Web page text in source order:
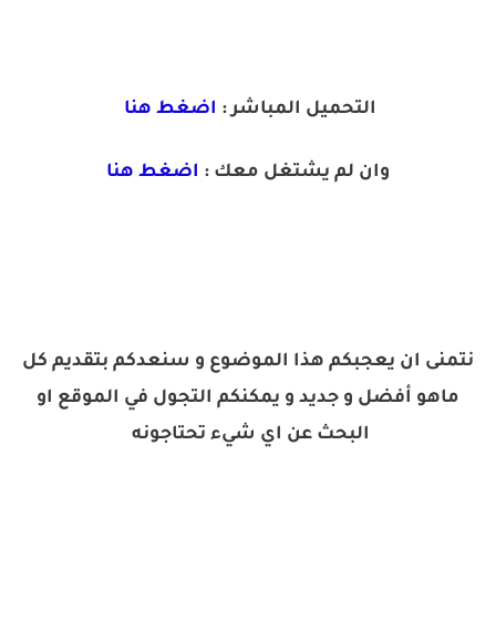
التحميل المباشر : اضغط هنا
وان لم يشتغل معك : اضغط هنا
نتمنى ان يعجبكم هذا الموضوع و سنعدكم بتقديم كل
ماهو أفضل و جديد و يمكنكم التجول في الموقع او
البحث عن اي شيء تحتاجونه